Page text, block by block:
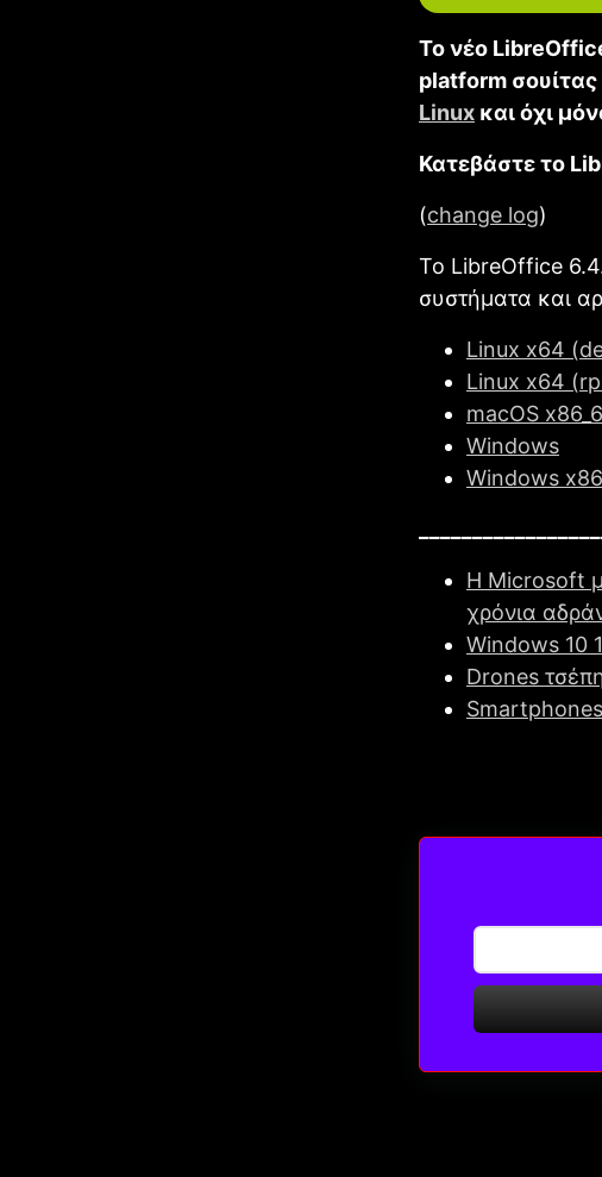
To νέο
platform σουίτας
Linux και όχι
Κατεβάστε το
(change log)
Το LibreOffice
συστήματα και
Linux x64
Linux x64
macOS
Windows
Windows
Η Microsoft
χρόνια
Windows 10
Drones